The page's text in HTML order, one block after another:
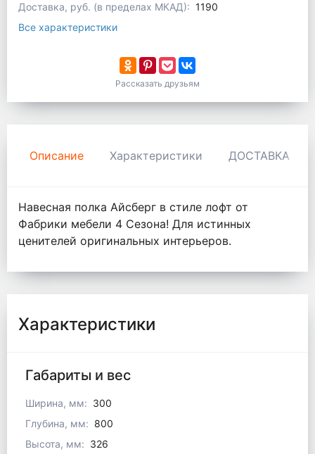
Доставка, руб. (в пределах МКАД): 1190
Все характеристики
Рассказать друзьям
Описание Характеристики ДОСТАВКА И
Навесная полка Айсберг в стиле лофт от
Фабрики мебели 4 Сезона! Для истинных
ценителей оригинальных интерьеров.
Характеристики
Габариты и вес
Ширина, мм: 300
Глубина, мм: 800
Высота, мм: 326